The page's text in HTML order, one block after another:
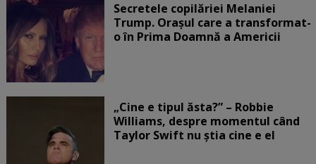
Secretele copilăriei Melaniei
Trump. Orașul care a transformat-
o în Prima Doamnă a Americii
„Cine e tipul ăsta?” – Robbie
Williams, despre momentul când
Taylor Swift nu știa cine e el